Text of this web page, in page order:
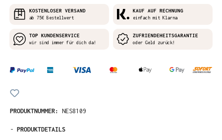
KOSTENLOSER VERSAND
ab 75€ Bestellwert
KAUF AUF RECHNUNG
einfach mit Klarna
TOP KUNDENSERVICE
wir sind immer für dich da!
ZUFRIENDEHEITSGARANTIE
oder Geld zurück!
PRODUKTNUMMER: NES8109
- PRODUKTDETAILS